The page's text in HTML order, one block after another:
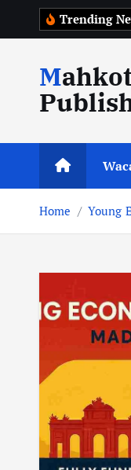
Trending
Mahkota Science
Home Young